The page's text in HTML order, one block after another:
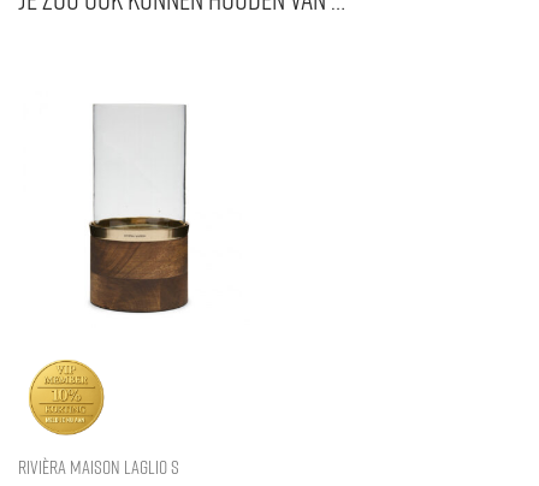
Rivièra Maison Laglio S